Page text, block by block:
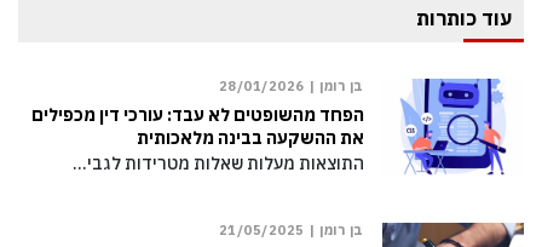
עוד כותרות
בן רומן | 28/01/2026
הפחד מהשופטים לא עבד: עורכי דין מכפילים
את ההשקעה בבינה מלאכותית
התוצאות מעלות שאלות מטרידות לגבי…
בן רומן | 21/05/2025